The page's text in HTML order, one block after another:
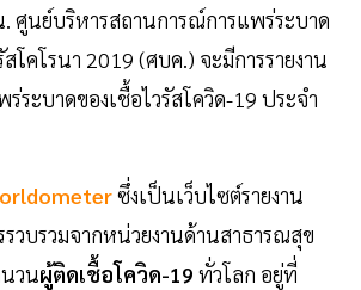
ศูนย์บริหารสถานการณ์การแพร่ระบาด
โคโรนา 2019 (ศบค.) จะมีการรายงาน
ระบาดของเชื้อไวรัสโควิด-19 ประจำ
ซึ่งเป็นเว็บไซต์รายงาน
วบรวมจากหน่วยงานด้านสาธารณสุข
วนผู้ติดเชื้อโควิด-19 ทั่วโลก อยู่ที่